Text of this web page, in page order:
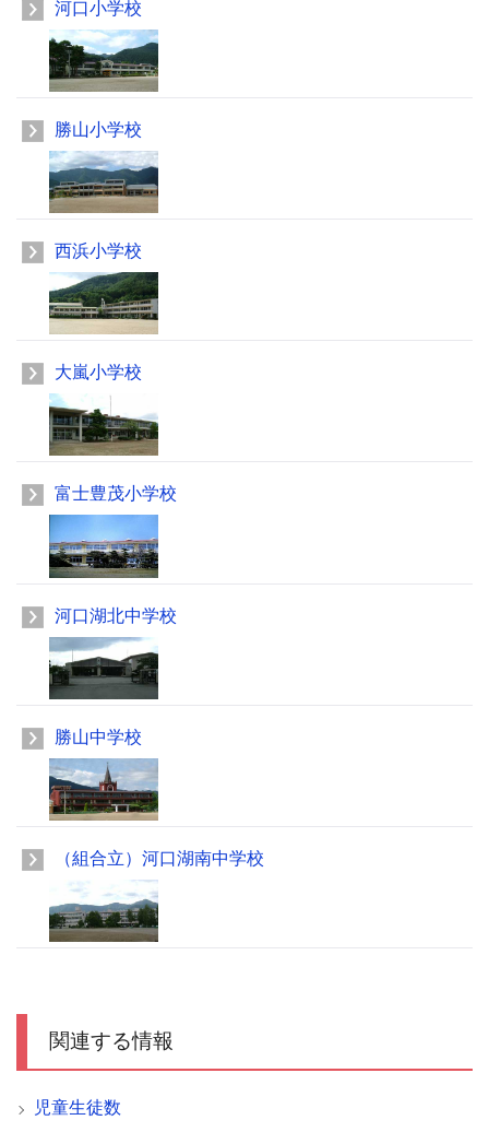
河口小学校
勝山小学校
西浜小学校
大嵐小学校
富士豊茂小学校
河口湖北中学校
勝山中学校
（組合立）河口湖南中学校
関連する情報
児童生徒数